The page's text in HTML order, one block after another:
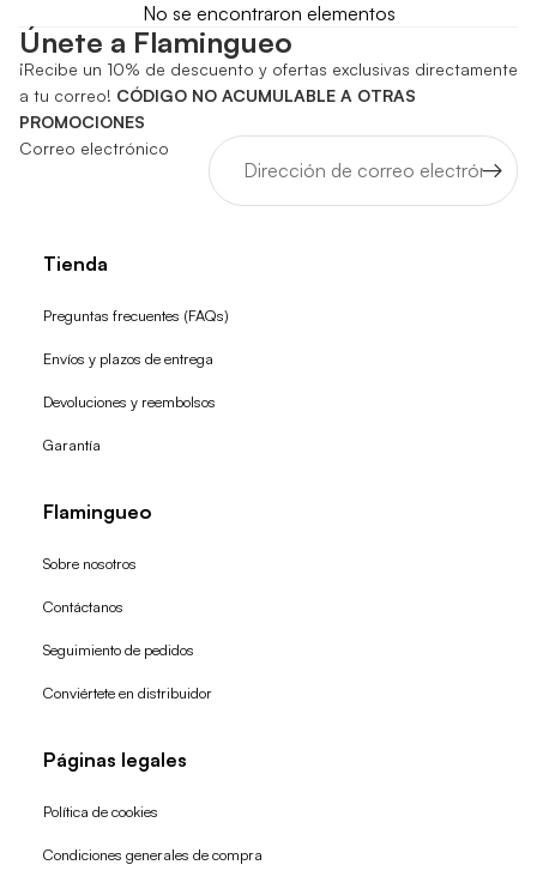
No se encontraron elementos
Únete a Flamingueo
¡Recibe un 10% de descuento y ofertas exclusivas directamente
a tu correo! CÓDIGO NO ACUMULABLE A OTRAS
PROMOCIONES
Correo electrónico
Tienda
Preguntas frecuentes (FAQs)
Envíos y plazos de entrega
Devoluciones y reembolsos
Garantía
Flamingueo
Sobre nosotros
Contáctanos
Seguimiento de pedidos
Conviértete en distribuidor
Páginas legales
Política de cookies
Condiciones generales de compra